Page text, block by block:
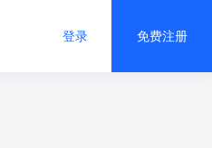
登录 免费注册